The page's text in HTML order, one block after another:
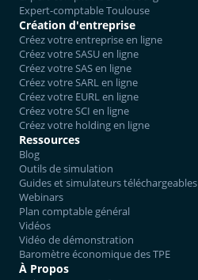
Expert-comptable Toulouse
Création d'entreprise
Créez votre entreprise en ligne
Créez votre SASU en ligne
Créez votre SAS en ligne
Créez votre SARL en ligne
Créez votre EURL en ligne
Créez votre SCI en ligne
Créez votre holding en ligne
Ressources
Blog
Outils de simulation
Guides et simulateurs téléchargeables
Webinars
Plan comptable général
Vidéos
Vidéo de démonstration
Baromètre économique des TPE
À Propos